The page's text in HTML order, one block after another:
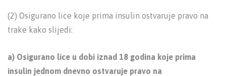
(2) Osigurano lice koje prima insulin ostvaruje pravo na
trake kako slijedi:
a) Osigurano lice u dobi iznad 18 godina koje prima
insulin jednom dnevno ostvaruje pravo na